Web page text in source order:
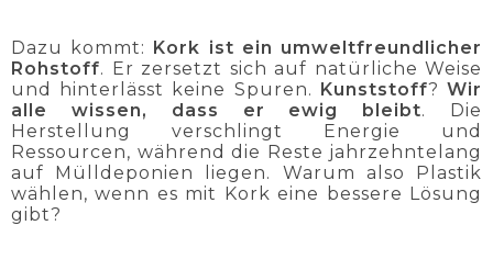
Dazu kommt:
Kork ist ein umweltfreundlicher
Rohstoff. Er zersetzt sich auf natürliche Weise
und hinterlässt keine Spuren.
Kunststoff?Wir
alle wissen, dass er ewig bleibt. Die
Herstellung verschlingt Energie und
Ressourcen, während die Reste jahrzehntelang
auf Mülldeponien liegen. Warum also Plastik
wählen, wenn es mit Kork eine bessere Lösung
gibt?